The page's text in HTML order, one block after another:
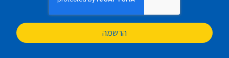
הרשמה